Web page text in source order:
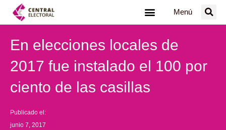
Menú
En elecciones locales de
2017 fue instalado el 100 por
ciento de las casillas
Publicado el:
junio 7, 2017